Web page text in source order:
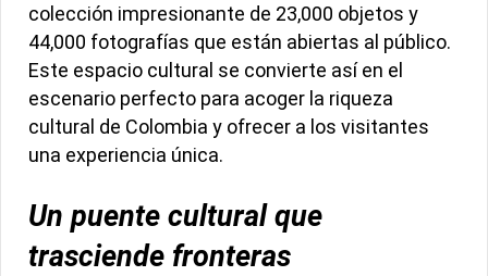
colección impresionante de 23,000 objetos y
44,000 fotografías que están abiertas al público.
Este espacio cultural se convierte así en el
escenario perfecto para acoger la riqueza
cultural de Colombia y ofrecer a los visitantes
una experiencia única.
Un puente cultural que
trasciende fronteras